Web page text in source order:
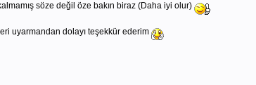
söze değil öze bakın biraz (Daha iyi olur)
uyarmandan dolayı teşekkür ederim